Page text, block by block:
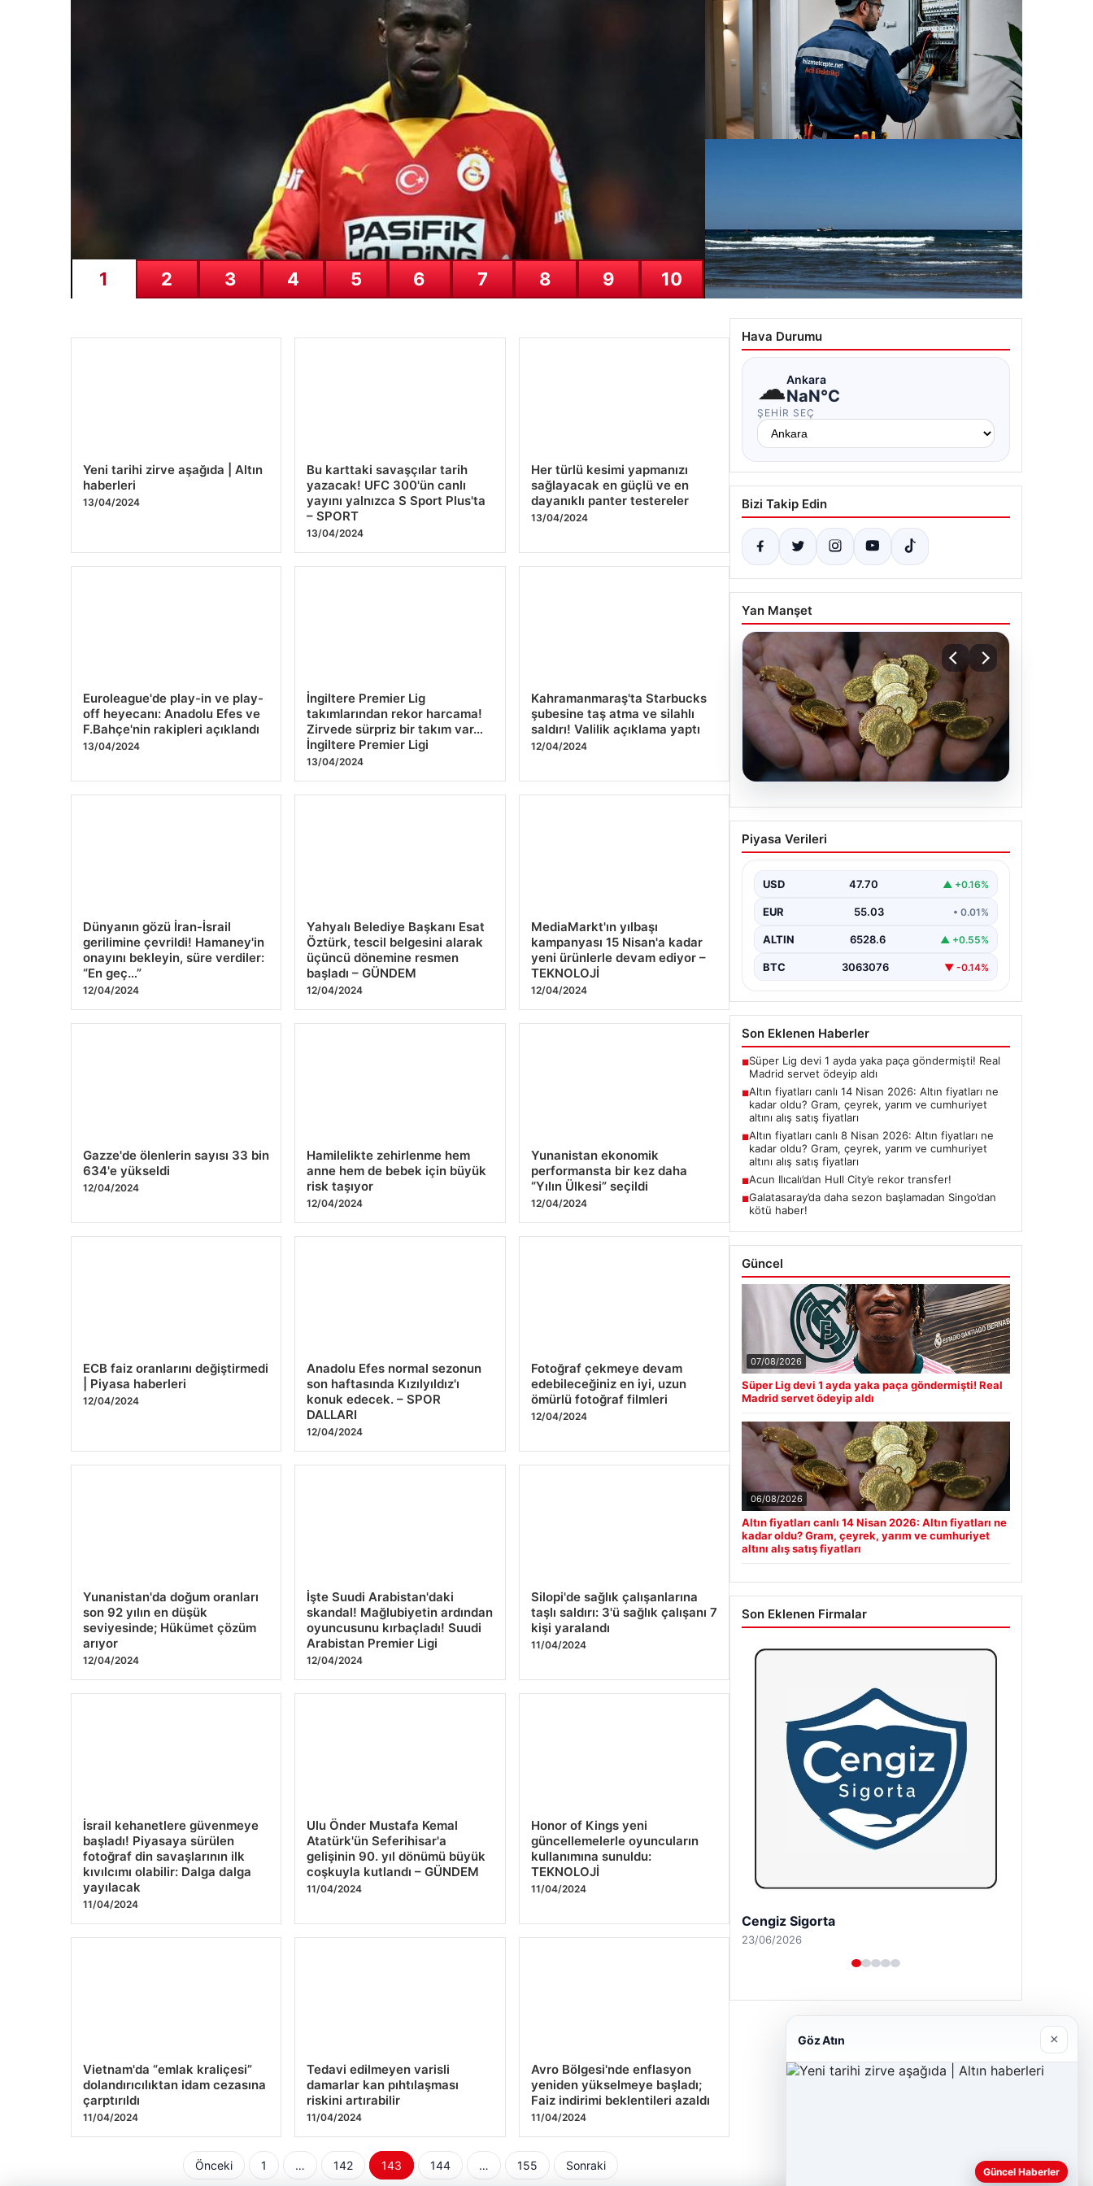
Altın fiyatları canlı 14 Nisan 2026: Altın fiyatları ne kadar oldu?
Gram, çeyrek, yarım ve cumhuriyet altını alış satış fiyatları
1 2 3 4 5 6 7 8 9 10
Şile’de Yasağa Rağmen Denize Giren Kişi Boğularak
Hayatını Kaybetti
27.07.2026 09:33
Yeni tarihi zirve aşağıda | Altın
haberleri
13/04/2024
Bu karttaki savaşçılar tarih
yazacak! UFC 300'ün canlı
yayını yalnızca S Sport Plus'ta
– SPORT
13/04/2024
Her türlü kesimi yapmanızı
sağlayacak en güçlü ve en
dayanıklı panter testereler
13/04/2024
Euroleague'de play-in ve play-
off heyecanı: Anadolu Efes ve
F.Bahçe'nin rakipleri açıklandı
13/04/2024
İngiltere Premier Lig
takımlarından rekor harcama!
Zirvede sürpriz bir takım var…
İngiltere Premier Ligi
13/04/2024
Kahramanmaraş'ta Starbucks
şubesine taş atma ve silahlı
saldırı! Valilik açıklama yaptı
12/04/2024
Dünyanın gözü İran-İsrail
gerilimine çevrildi! Hamaney'in
onayını bekleyin, süre verdiler:
“En geç…”
12/04/2024
Yahyalı Belediye Başkanı Esat
Öztürk, tescil belgesini alarak
üçüncü dönemine resmen
başladı – GÜNDEM
12/04/2024
MediaMarkt'ın yılbaşı
kampanyası 15 Nisan'a kadar
yeni ürünlerle devam ediyor –
TEKNOLOJİ
12/04/2024
Gazze'de ölenlerin sayısı 33 bin
634'e yükseldi
12/04/2024
Hamilelikte zehirlenme hem
anne hem de bebek için büyük
risk taşıyor
12/04/2024
Yunanistan ekonomik
performansta bir kez daha
“Yılın Ülkesi” seçildi
12/04/2024
ECB faiz oranlarını değiştirmedi
| Piyasa haberleri
12/04/2024
Anadolu Efes normal sezonun
son haftasında Kızılyıldız'ı
konuk edecek. – SPOR
DALLARI
12/04/2024
Fotoğraf çekmeye devam
edebileceğiniz en iyi, uzun
ömürlü fotoğraf filmleri
12/04/2024
Yunanistan'da doğum oranları
son 92 yılın en düşük
seviyesinde; Hükümet çözüm
arıyor
12/04/2024
İşte Suudi Arabistan'daki
skandal! Mağlubiyetin ardından
oyuncusunu kırbaçladı! Suudi
Arabistan Premier Ligi
12/04/2024
Silopi'de sağlık çalışanlarına
taşlı saldırı: 3'ü sağlık çalışanı 7
kişi yaralandı
11/04/2024
İsrail kehanetlere güvenmeye
başladı! Piyasaya sürülen
fotoğraf din savaşlarının ilk
kıvılcımı olabilir: Dalga dalga
yayılacak
11/04/2024
Ulu Önder Mustafa Kemal
Atatürk'ün Seferihisar'a
gelişinin 90. yıl dönümü büyük
coşkuyla kutlandı – GÜNDEM
11/04/2024
Honor of Kings yeni
güncellemelerle oyuncuların
kullanımına sunuldu:
TEKNOLOJİ
11/04/2024
Vietnam'da “emlak kraliçesi”
dolandırıcılıktan idam cezasına
çarptırıldı
11/04/2024
Tedavi edilmeyen varisli
damarlar kan pıhtılaşması
riskini artırabilir
11/04/2024
Avro Bölgesi'nde enflasyon
yeniden yükselmeye başladı;
Faiz indirimi beklentileri azaldı
11/04/2024
Yazı
Önceki 1 … 142 143 144 … 155 Sonraki
Hava Durumu
☁Ankara
NaN°C
ŞEHIR SEÇ
Bizi Takip Edin
Yan Manşet
06.08.2026
Altın fiyatları canlı 14 Nisan
2026: Altın fiyatları ne kadar
cumhuriyet altını alış satış
fiyatları
Piyasa Verileri
USD 47.70 ▲ +0.16%
EUR 55.03 • 0.01%
ALTIN 6528.6 ▲ +0.55%
BTC 3063076 ▼ -0.14%
Son Eklenen Haberler
■Süper Lig devi 1 ayda yaka paça göndermişti! Real
Madrid servet ödeyip aldı
■Altın fiyatları canlı 14 Nisan 2026: Altın fiyatları ne
kadar oldu? Gram, çeyrek, yarım ve cumhuriyet
altını alış satış fiyatları
■Altın fiyatları canlı 8 Nisan 2026: Altın fiyatları ne
kadar oldu? Gram, çeyrek, yarım ve cumhuriyet
altını alış satış fiyatları
■Acun Ilıcalı’dan Hull City’e rekor transfer!
■Galatasaray’da daha sezon başlamadan Singo’dan
kötü haber!
Güncel
07/08/2026
Süper Lig devi 1 ayda yaka paça göndermişti! Real
Madrid servet ödeyip aldı
06/08/2026
Altın fiyatları canlı 14 Nisan 2026: Altın fiyatları ne
kadar oldu? Gram, çeyrek, yarım ve cumhuriyet
altını alış satış fiyatları
Son Eklenen Firmalar
Hastaş Beton
26/05/2026
Göz Atın ×
Güncel Haberler